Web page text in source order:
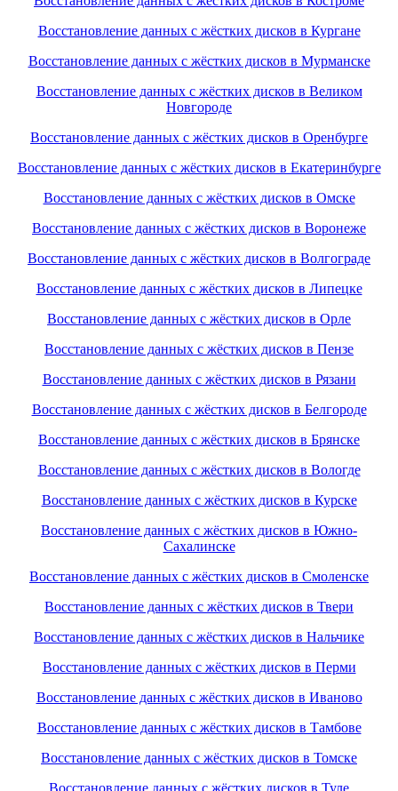
Восстановление данных с жёстких дисков в Кургане
Восстановление данных с жёстких дисков в Мурманске
Восстановление данных с жёстких дисков в Великом
Новгороде
Восстановление данных с жёстких дисков в Оренбурге
Восстановление данных с жёстких дисков в Екатеринбурге
Восстановление данных с жёстких дисков в Омске
Восстановление данных с жёстких дисков в Воронеже
Восстановление данных с жёстких дисков в Волгограде
Восстановление данных с жёстких дисков в Липецке
Восстановление данных с жёстких дисков в Орле
Восстановление данных с жёстких дисков в Пензе
Восстановление данных с жёстких дисков в Рязани
Восстановление данных с жёстких дисков в Белгороде
Восстановление данных с жёстких дисков в Брянске
Восстановление данных с жёстких дисков в Вологде
Восстановление данных с жёстких дисков в Курске
Восстановление данных с жёстких дисков в Южно-
Сахалинске
Восстановление данных с жёстких дисков в Смоленске
Восстановление данных с жёстких дисков в Твери
Восстановление данных с жёстких дисков в Нальчике
Восстановление данных с жёстких дисков в Перми
Восстановление данных с жёстких дисков в Иваново
Восстановление данных с жёстких дисков в Тамбове
Восстановление данных с жёстких дисков в Томске